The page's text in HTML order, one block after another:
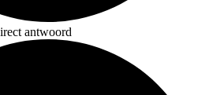
antwoord